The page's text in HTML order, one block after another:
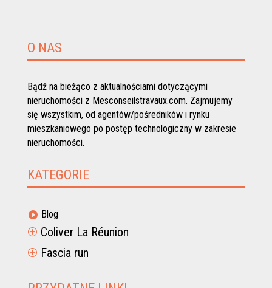
O NAS
Bądź na bieżąco z aktualnościami dotyczącymi
nieruchomości z Mesconseilstravaux.com. Zajmujemy
się wszystkim, od agentów/pośredników i rynku
mieszkaniowego po postęp technologiczny w zakresie
nieruchomości.
KATEGORIE
 Blog
P Coliver La Réunion
P Fascia run